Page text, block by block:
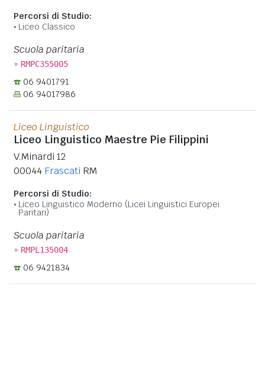
Percorsi di Studio:
Liceo Classico
Scuola paritaria
» RMPC355005
06 9401791
06 94017986
Liceo Linguistico
Liceo Linguistico Maestre Pie Filippini
V.Minardi 12
00044 Frascati RM
Percorsi di Studio:
Liceo Linguistico Moderno (Licei Linguistici Europei
Paritari)
Scuola paritaria
» RMPL135004
06 9421834